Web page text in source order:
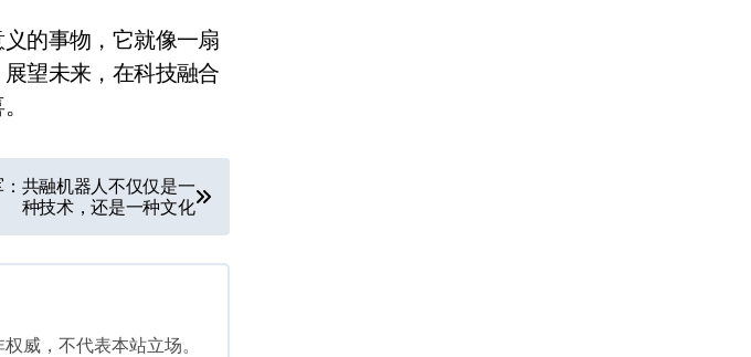
的事物，它就像一扇
望未来，在科技融合
共融机器人不仅仅是一
种技术，还是一种文化
威，不代表本站立场。